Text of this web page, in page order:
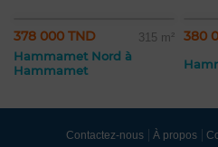
378 000 TND 315 m²
Hammamet Nord à
Hammamet
380
Contactez-nous À propos